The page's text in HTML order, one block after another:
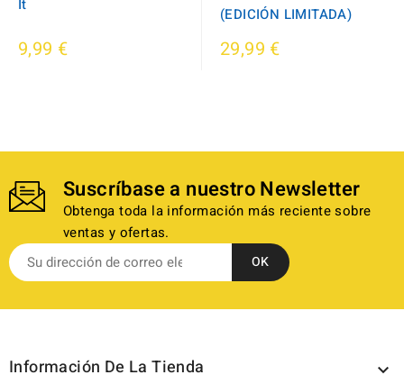
It
9,99 €
(EDICIÓN LIMITADA)
29,99 €
Suscríbase a nuestro Newsletter
Obtenga toda la información más reciente sobre
ventas y ofertas.
Información De La Tienda 